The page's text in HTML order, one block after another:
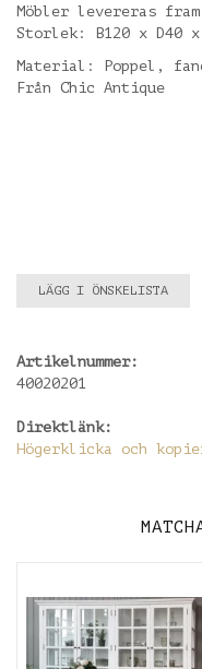
Möbler levereras
Storlek: B120 x D40 x
Material: Poppel,
Från Chic Antique
LÄGG I ÖNSKELISTA
Artikelnummer:
40020201
Direktlänk:
Högerklicka och